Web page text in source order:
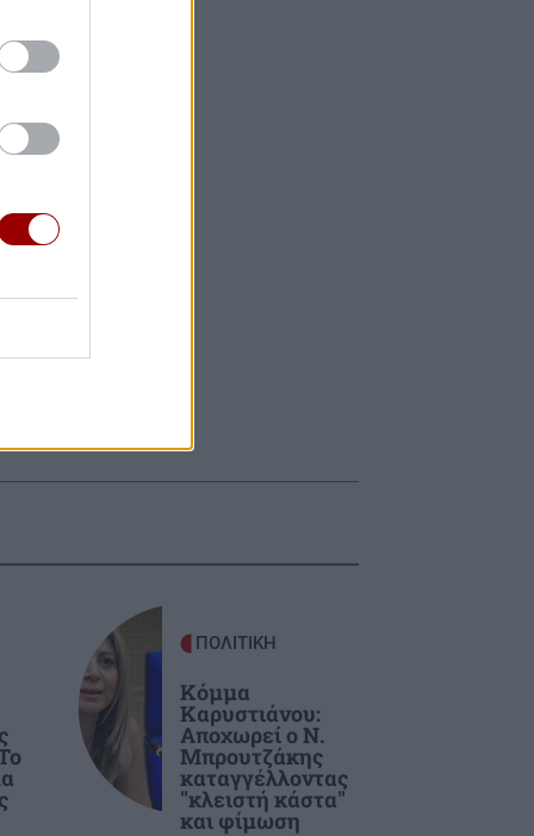
ΠΟΛΙΤΙΚΗ
Κόμμα
Καρυστιάνου:
Αποχωρεί ο Ν.
Μπρουτζάκης
καταγγέλλοντας
"κλειστή κάστα"
και φίμωση